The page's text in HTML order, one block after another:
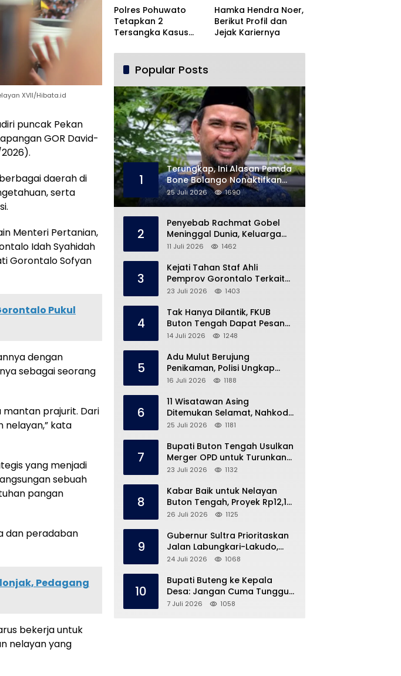
XVII/Hibata.id
puncak Pekan
GOR David-
daerah di
serta
Menteri Pertanian,
Idah Syahidah
Gorontalo Sofyan
Pukul
dengan
sebagai seorang
mantan prajurit. Dari
nelayan,” kata
yang menjadi
sebuah
pangan
dan peradaban
Pedagang
bekerja untuk
nelayan yang
Polres Pohuwato
Tetapkan 2
Tersangka Kasus
dan Pencabulan
Hamka Hendra Noer,
Berikut Profil dan
Jejak Kariernya
Popular Posts
1
Terungkap, Ini Alasan Pemda
Bone Bolango Nonaktifkan
Kades Toto Utara
25 Juli 2026 1690
2
Penyebab Rachmat Gobel
Meninggal Dunia, Keluarga
Ungkap Kondisi Terakhir
11 Juli 2026 1462
3
Kejati Tahan Staf Ahli
Pemprov Gorontalo Terkait
Dugaan Korupsi Rp5 Miliar
23 Juli 2026 1403
4
Tak Hanya Dilantik, FKUB
Buton Tengah Dapat Pesan
Khusus dari Bupati Azhari
14 Juli 2026 1248
5
Adu Mulut Berujung
Penikaman, Polisi Ungkap
Kronologi di Pasar Marisa
16 Juli 2026 1188
6
11 Wisatawan Asing
Ditemukan Selamat, Nahkoda
Speedboat Masih Hilang
25 Juli 2026 1181
7
Bupati Buton Tengah Usulkan
Merger OPD untuk Turunkan
Belanja Pegawai APBD
23 Juli 2026 1132
8
Kabar Baik untuk Nelayan
Buton Tengah, Proyek Rp12,1
Miliar Akhirnya Dimulai
26 Juli 2026 1125
9
Gubernur Sultra Prioritaskan
Jalan Labungkari-Lakudo,
Buteng Kebagian 1,7 Km
24 Juli 2026 1068
10
Bupati Buteng ke Kepala
Desa: Jangan Cuma Tunggu
Dana Desa, ‘Jemput Bola’
7 Juli 2026 1058